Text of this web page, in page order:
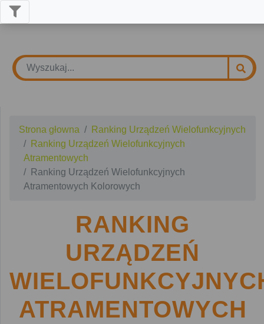
Strona głowna
Ranking Urządzeń Wielofunkcyjnych
Ranking Urządzeń Wielofunkcyjnych
Atramentowych
Ranking Urządzeń Wielofunkcyjnych
Atramentowych Kolorowych
RANKING
URZĄDZEŃ
ATRAMENTOWYCH